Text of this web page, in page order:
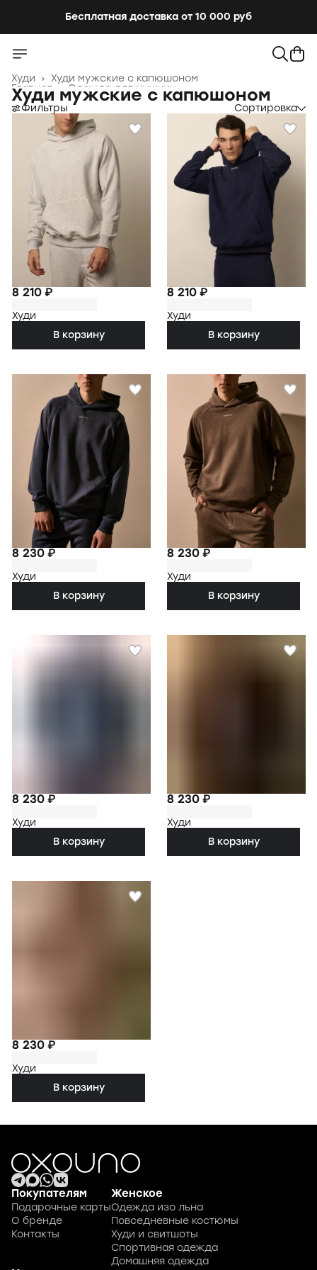
Бесплатная доставка от 10 000 руб
Худи мужские с капюшоном
Худи ›
Одежда для мужчин
Главная
Худи мужские с капюшоном
Фильтры Сортировка
8 210 ₽
Худи
В корзину
8 210 ₽
Худи
В корзину
8 230 ₽
Худи
В корзину
8 230 ₽
Худи
В корзину
8 230 ₽
Худи
В корзину
8 230 ₽
Худи
В корзину
8 230 ₽
Худи
В корзину
Покупателям
Подарочные карты
О бренде
Контакты
Женское
Одежда изо льна
Повседневные костюмы
Худи и свитшоты
Спортивная одежда
Домашняя одежда